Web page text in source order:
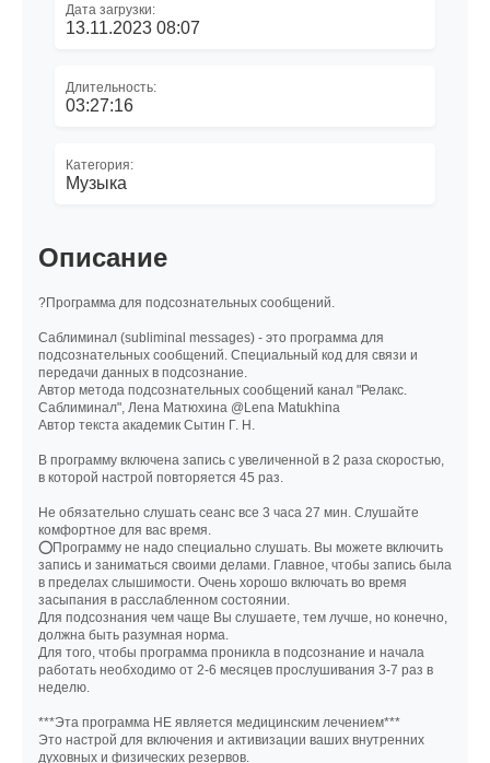
Дата загрузки:
13.11.2023 08:07
Длительность:
03:27:16
Категория:
Музыка
Описание
?Программа для подсознательных сообщений.
Саблиминал (subliminal messages) - это программа для
подсознательных сообщений. Специальный код для связи и
передачи данных в подсознание.
Автор метода подсознательных сообщений канал "Релакс.
Саблиминал", Лена Матюхина @Lena Matukhina
Автор текста академик Сытин Г. Н.
В программу включена запись с увеличенной в 2 раза скоростью,
в которой настрой повторяется 45 раз.
Не обязательно слушать сеанс все 3 часа 27 мин. Слушайте
комфортное для вас время.
⭕Программу не надо специально слушать. Вы можете включить
запись и заниматься своими делами. Главное, чтобы запись была
в пределах слышимости. Очень хорошо включать во время
засыпания в расслабленном состоянии.
Для подсознания чем чаще Вы слушаете, тем лучше, но конечно,
должна быть разумная норма.
Для того, чтобы программа проникла в подсознание и начала
работать необходимо от 2-6 месяцев прослушивания 3-7 раз в
неделю.
***Эта программа НЕ является медицинским лечением***
Это настрой для включения и активизации ваших внутренних
духовных и физических резервов.